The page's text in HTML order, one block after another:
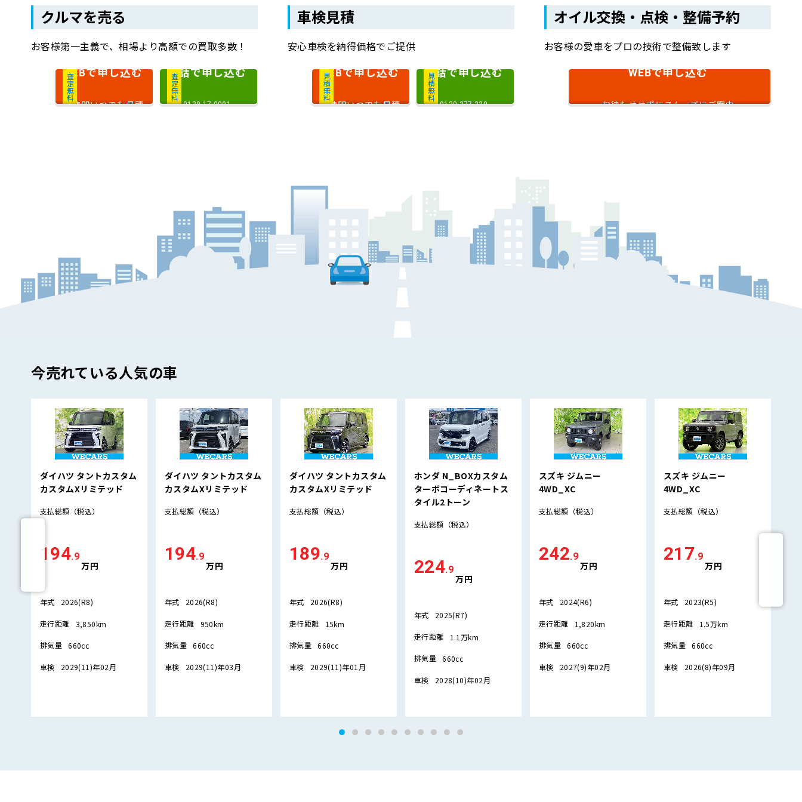
クルマを売る
お客様第一主義で、相場より高額での買取多数！
査定無料
WEBで申し込む
24時間いつでも見積
査定無料
電話で申し込む
0120-17-0001
車検見積
安心車検を納得価格でご提供
見積無料
WEBで申し込む
24時間いつでも見積
見積無料
電話で申し込む
0120-377-220
オイル交換・点検・整備予約
お客様の愛車をプロの技術で整備致します
WEBで申し込む
お待たせせずにスムーズにご案内
今売れている人気の車
ダイハツ タントカスタム
カスタムXリミテッド
支払総額 （税込）
194.9
万円
年式 2026(R8)
走行距離 3,850km
排気量 660cc
車検 2029(11)年02月
ダイハツ タントカスタム
カスタムXリミテッド
支払総額 （税込）
194.9
万円
年式 2026(R8)
走行距離 950km
排気量 660cc
車検 2029(11)年03月
ダイハツ タントカスタム
カスタムXリミテッド
支払総額 （税込）
189.9
万円
年式 2026(R8)
走行距離 15km
排気量 660cc
車検 2029(11)年01月
ホンダ N_BOXカスタム
ターボコーディネートス
タイル2トーン
支払総額 （税込）
224.9
万円
年式 2025(R7)
走行距離 1.1万km
排気量 660cc
車検 2028(10)年02月
スズキ ジムニー
4WD_XC
支払総額 （税込）
242.9
万円
年式 2024(R6)
走行距離 1,820km
排気量 660cc
車検 2027(9)年02月
スズキ ジムニー
4WD_XC
支払総額 （税込）
217.9
万円
年式 2023(R5)
走行距離 1.5万km
排気量 660cc
車検 2026(8)年09月